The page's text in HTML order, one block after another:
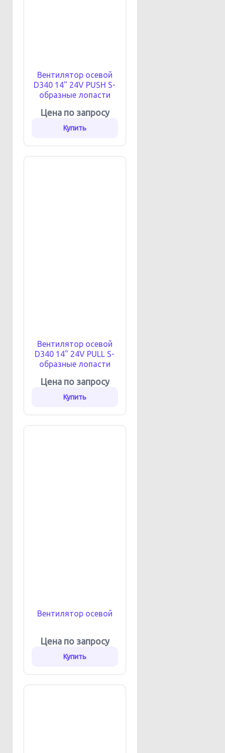
Вентилятор осевой
D340 14" 24V PUSH S-
образные лопасти
Цена по запросу
Купить
Вентилятор осевой
D340 14" 24V PULL S-
образные лопасти
Цена по запросу
Купить
Вентилятор осевой
Цена по запросу
Купить